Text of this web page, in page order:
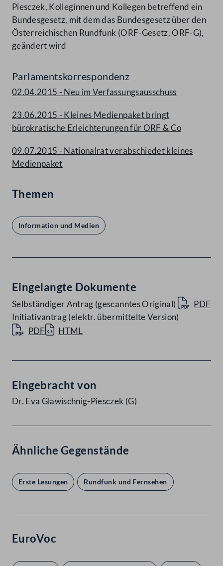
Piesczek, Kolleginnen und Kollegen betreffend ein
Bundesgesetz, mit dem das Bundesgesetz über den
Österreichischen Rundfunk (ORF-Gesetz, ORF-G),
geändert wird
Parlamentskorrespondenz
02.04.2015 - Neu im Verfassungsausschuss
23.06.2015 - Kleines Medienpaket bringt
bürokratische Erleichterungen für ORF & Co
09.07.2015 - Nationalrat verabschiedet kleines
Medienpaket
Themen
Information und Medien
Eingelangte Dokumente
Selbständiger Antrag (gescanntes Original)
PDF
Initiativantrag (elektr. übermittelte Version)
PDF
HTML
Eingebracht von
Dr. Eva Glawischnig-Piesczek (G)
Ähnliche Gegenstände
Erste Lesungen Rundfunk und Fernsehen
EuroVoc